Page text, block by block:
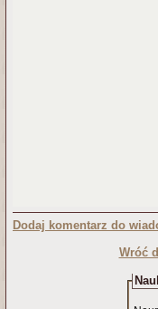
Dodaj komentarz do
Wróć